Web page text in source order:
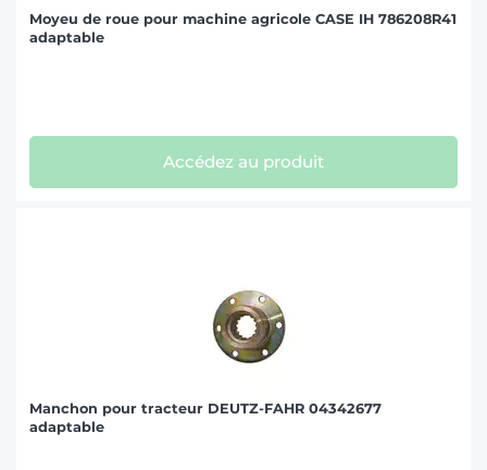
Moyeu de roue pour machine agricole CASE IH 786208R41
adaptable
Accédez au produit
Manchon pour tracteur DEUTZ-FAHR 04342677
adaptable